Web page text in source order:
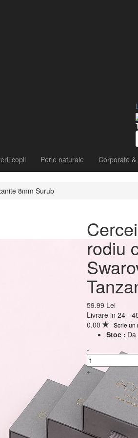
copii Perle naturale Corporate &
8mm Surub
Argint 925
cu cristale
Tanzanite 8mm
rodiu
59.99 Lei
Livrare in 24 -
0.00
Scrie un
Stoc : Da
-
+